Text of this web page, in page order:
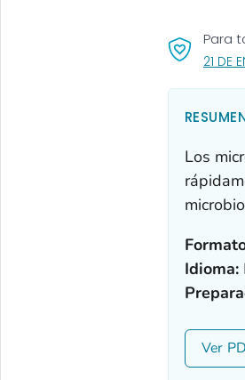
Para
21 DE
Los
Idioma:
Ver